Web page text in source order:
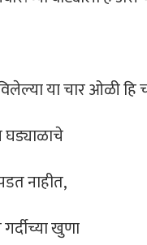
या चार ओळी
घड्याळाचे
नाहीत,
खुणा